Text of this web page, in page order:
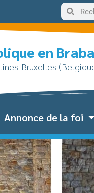
en
Bruxelles
Annonce de la foi